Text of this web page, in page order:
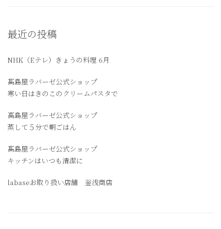
最近の投稿
NHK（Eテレ）きょうの料理 6月
髙島屋ラバーゼ公式ショップ
寒い日はきのこのクリームパスタで
高島屋ラバーゼ公式ショップ
蒸して５分で朝ごはん
髙島屋ラバーゼ公式ショップ
キッチンはいつも清潔に
labaseお取り扱い店舗 釡浅商店